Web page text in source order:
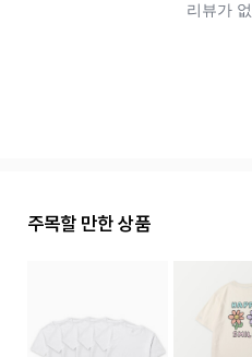
주목할 만한 상품